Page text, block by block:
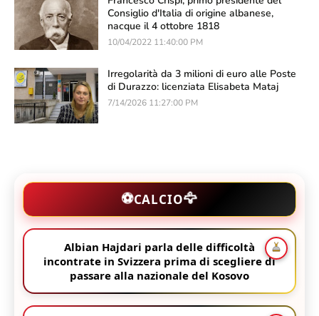
Consiglio d'Italia di origine albanese,
nacque il 4 ottobre 1818
10/04/2022 11:40:00 PM
Irregolarità da 3 milioni di euro alle Poste
di Durazzo: licenziata Elisabeta Mataj
7/14/2026 11:27:00 PM
⚽CALCIO🦅
Albian Hajdari parla delle difficoltà
incontrate in Svizzera prima di scegliere di
passare alla nazionale del Kosovo